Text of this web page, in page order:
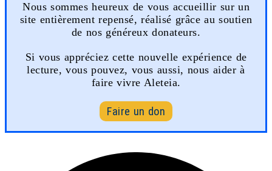
Nous sommes heureux de vous accueillir sur un
site entièrement repensé, réalisé grâce au soutien
de nos généreux donateurs.
Si vous appréciez cette nouvelle expérience de
lecture, vous pouvez, vous aussi, nous aider à
faire vivre Aleteia.
Faire un don